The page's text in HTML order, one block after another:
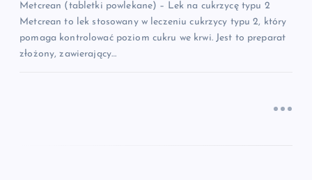
s
u
Metcrean (tabletki powlekane) – Lek na cukrzycę typu 2
Metcrean to lek stosowany w leczeniu cukrzycy typu 2, który
pomaga kontrolować poziom cukru we krwi. Jest to preparat
złożony, zawierający…